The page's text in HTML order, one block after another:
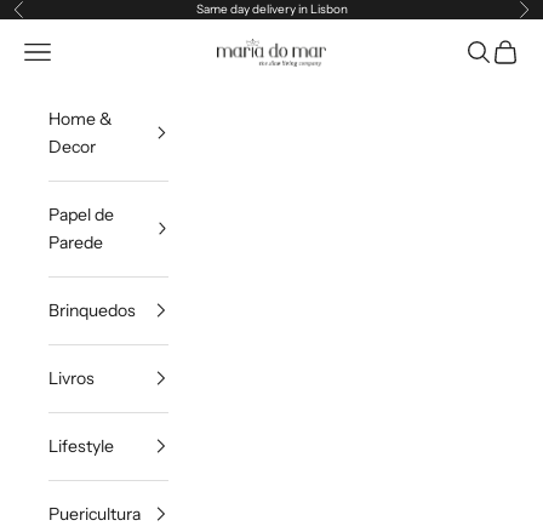
Pular para o conteúdo
Anterior Same day delivery in Lisbon
Maria do Mar
Translation missing: pt-PT.header.general.menu Pesquisar
Home &
Decor
Papel de
Parede
Brinquedos
Livros
Lifestyle
Puericultura